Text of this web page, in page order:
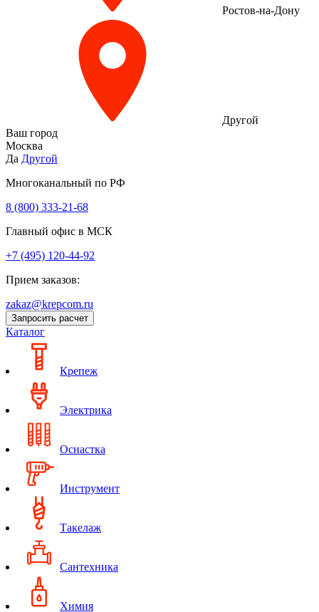
Ростов-на-Дону
Другой
Ваш город
Москва
Да Другой
Многоканальный по РФ
8 (800) 333‑21-68
Главный офис в МСК
+7 (495) 120-44-92
Прием заказов:
zakaz@krepcom.ru
Запросить расчет
Каталог
Крепеж
Электрика
Оснастка
Инструмент
Такелаж
Сантехника
Химия